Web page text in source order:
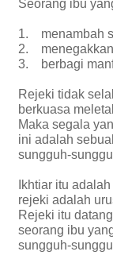
Seorang ibu
1. menambah
2. menegakkan
3. berbagi
Rejeki tidak
berkuasa
Maka segala
ini adalah
sungguh-
Ikhtiar itu
rejeki adalah
Rejeki itu
seorang ibu
sungguh-